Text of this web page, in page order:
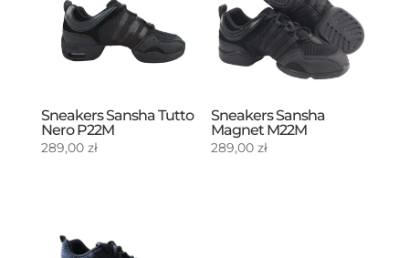
Sneakers Sansha Tutto
Nero P22M
289,00 zł
Sneakers Sansha
Magnet M22M
289,00zł